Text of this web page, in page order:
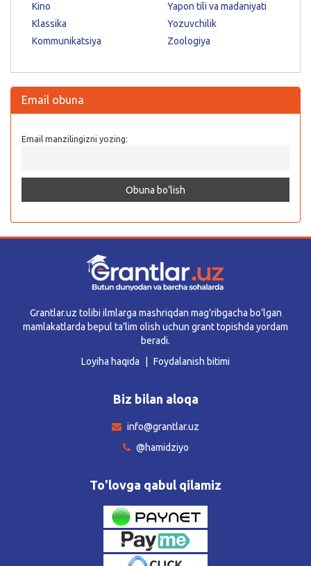
Kino
Klassika
Kommunikatsiya
Yapon tili va madaniyati
Yozuvchilik
Zoologiya
Email obuna
Email manzilingizni yozing:
Grantlar.uz tolibi ilmlarga mashriqdan mag’ribgacha bo’lgan
mamlakatlarda bepul ta’lim olish uchun grant topishda yordam
beradi.
Loyiha haqida
Foydalanish bitimi
Biz bilan aloqa
info@grantlar.uz
@hamidziyo
To'lovga qabul qilamiz